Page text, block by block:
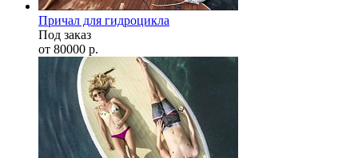
Причал для гидроцикла
Под заказ
от 80000 р.